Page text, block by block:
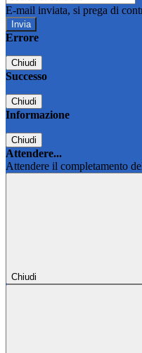
E-mail inviata, si prega di
Errore
Chiudi
Successo
Chiudi
Informazione
Chiudi
Attendere...
Attendere il completamento
Chiudi